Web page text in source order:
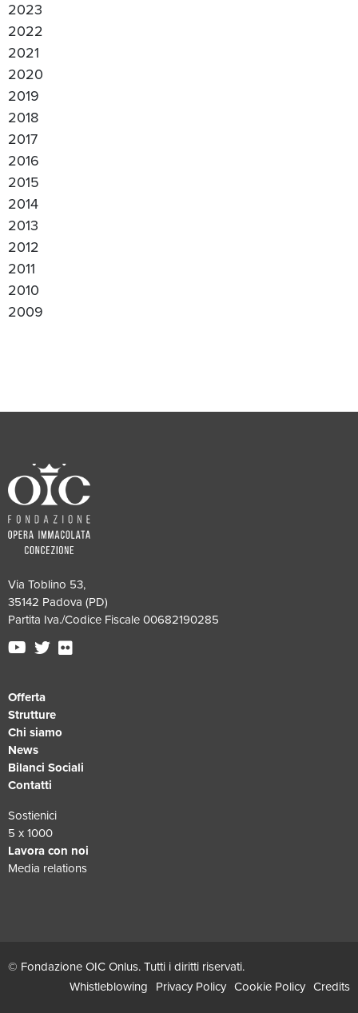
2023
2022
2021
2020
2019
2018
2017
2016
2015
2014
2013
2012
2011
2010
2009
Via Toblino 53,
35142 Padova (PD)
Partita Iva./Codice Fiscale 00682190285
Offerta
Strutture
Chi siamo
News
Bilanci Sociali
Contatti
Sostienici
5 x 1000
Lavora con noi
Media relations
© Fondazione OIC Onlus. Tutti i diritti riservati.
Whistleblowing
Privacy Policy Cookie Policy Credits